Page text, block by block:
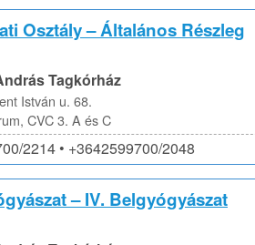
Osztály – Általános Részleg
Tagkórház
István u. 68.
CVC 3. A és C
2214 • +3642599700/2048
– IV. Belgyógyászat